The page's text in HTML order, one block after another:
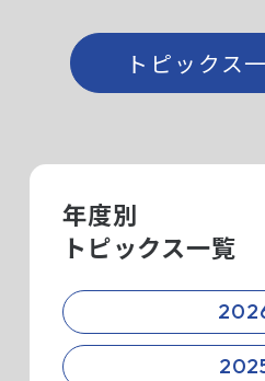
トピックス
年度別
トピックス一覧